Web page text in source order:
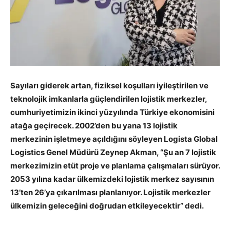
Sayıları giderek artan, fiziksel koşulları iyileştirilen ve
teknolojik imkanlarla güçlendirilen lojistik merkezler,
cumhuriyetimizin ikinci yüzyılında Türkiye ekonomisini
atağa geçirecek. 2002’den bu yana 13 lojistik
merkezinin işletmeye açıldığını söyleyen Logista Global
Logistics Genel Müdürü Zeynep Akman, “Şu an 7 lojistik
merkezimizin etüt proje ve planlama çalışmaları sürüyor.
2053 yılına kadar ülkemizdeki lojistik merkez sayısının
13’ten 26’ya çıkarılması planlanıyor. Lojistik merkezler
ülkemizin geleceğini doğrudan etkileyecektir” dedi.